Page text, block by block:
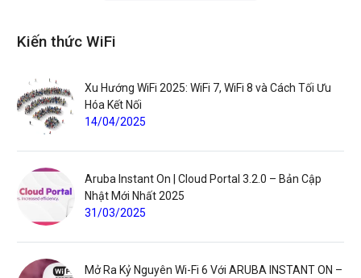
Kiến thức WiFi
Xu Hướng WiFi 2025: WiFi 7, WiFi 8 và Cách Tối Ưu
Hóa Kết Nối
14/04/2025
Aruba Instant On | Cloud Portal 3.2.0 – Bản Cập
Nhật Mới Nhất 2025
31/03/2025
Mở Ra Kỷ Nguyên Wi-Fi 6 Với ARUBA INSTANT ON –